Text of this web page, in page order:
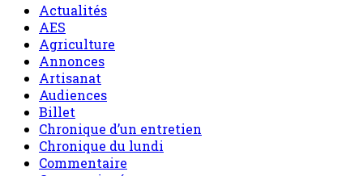
Actualités
AES
Agriculture
Annonces
Artisanat
Audiences
Billet
Chronique d’un entretien
Chronique du lundi
Commentaire